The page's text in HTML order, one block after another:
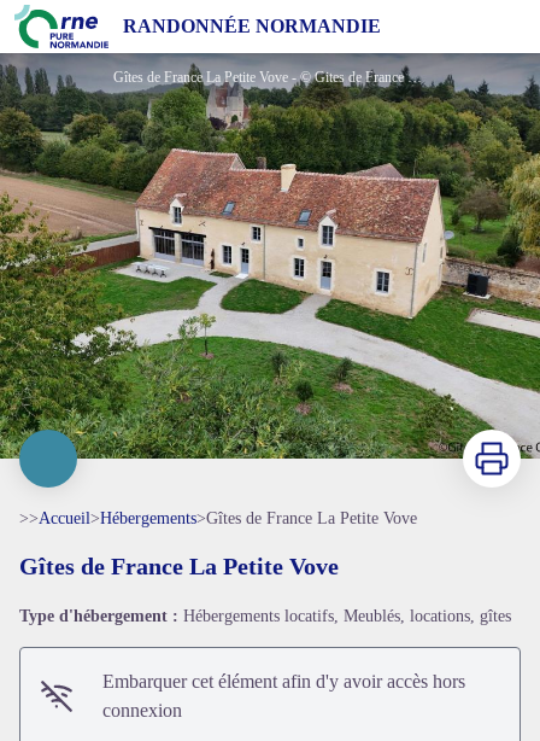
RANDONNÉE NORMANDIE
Gîtes de France La Petite Vove
Gîtes de France La Petite Vove - © Gites de France Orne
Voir l'image en plein écran
Imprimer
>>Accueil>Hébergements>Gîtes de France La Petite Vove
Gîtes de France La Petite Vove
Type d'hébergement : Hébergements locatifs, Meublés, locations, gîtes
Embarquer cet élément afin d'y avoir accès hors
connexion